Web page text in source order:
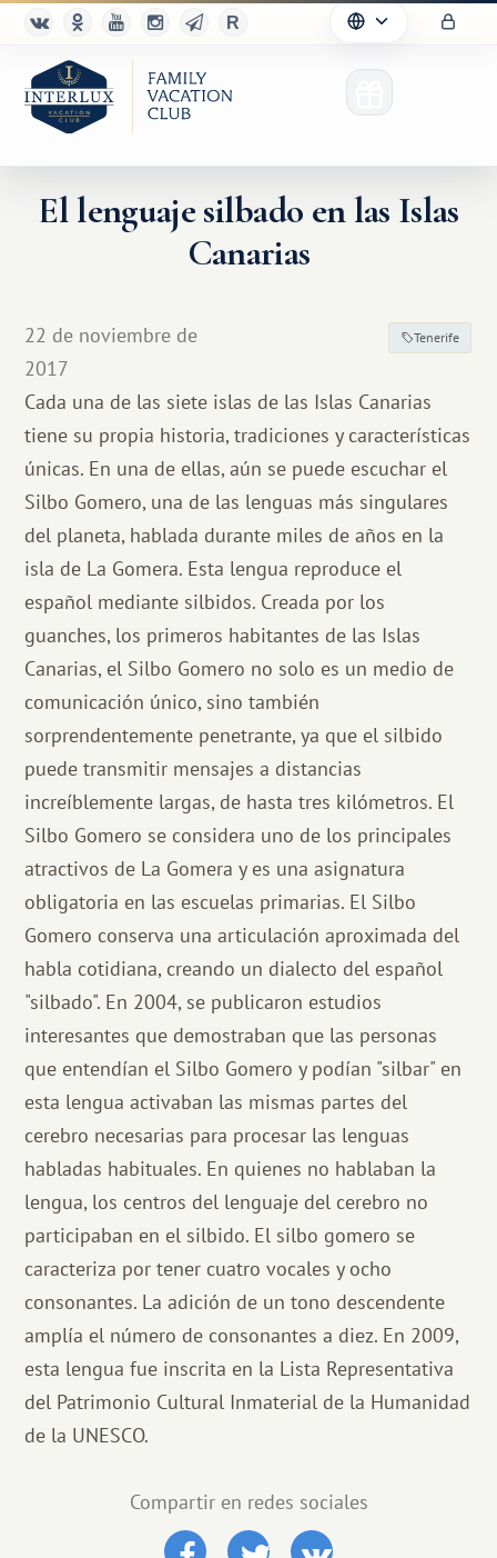
El lenguaje silbado en las Islas
Canarias
22 de noviembre de
2017
Tenerife
Cada una de las siete islas de las Islas Canarias
tiene su propia historia, tradiciones y características
únicas. En una de ellas, aún se puede escuchar el
Silbo Gomero, una de las lenguas más singulares
del planeta, hablada durante miles de años en la
isla de La Gomera. Esta lengua reproduce el
español mediante silbidos. Creada por los
guanches, los primeros habitantes de las Islas
Canarias, el Silbo Gomero no solo es un medio de
comunicación único, sino también
sorprendentemente penetrante, ya que el silbido
puede transmitir mensajes a distancias
increíblemente largas, de hasta tres kilómetros. El
Silbo Gomero se considera uno de los principales
atractivos de La Gomera y es una asignatura
obligatoria en las escuelas primarias. El Silbo
Gomero conserva una articulación aproximada del
habla cotidiana, creando un dialecto del español
"silbado". En 2004, se publicaron estudios
interesantes que demostraban que las personas
que entendían el Silbo Gomero y podían "silbar" en
esta lengua activaban las mismas partes del
cerebro necesarias para procesar las lenguas
habladas habituales. En quienes no hablaban la
lengua, los centros del lenguaje del cerebro no
participaban en el silbido. El silbo gomero se
caracteriza por tener cuatro vocales y ocho
consonantes. La adición de un tono descendente
amplía el número de consonantes a diez. En 2009,
esta lengua fue inscrita en la Lista Representativa
del Patrimonio Cultural Inmaterial de la Humanidad
de la UNESCO.
Compartir en redes sociales